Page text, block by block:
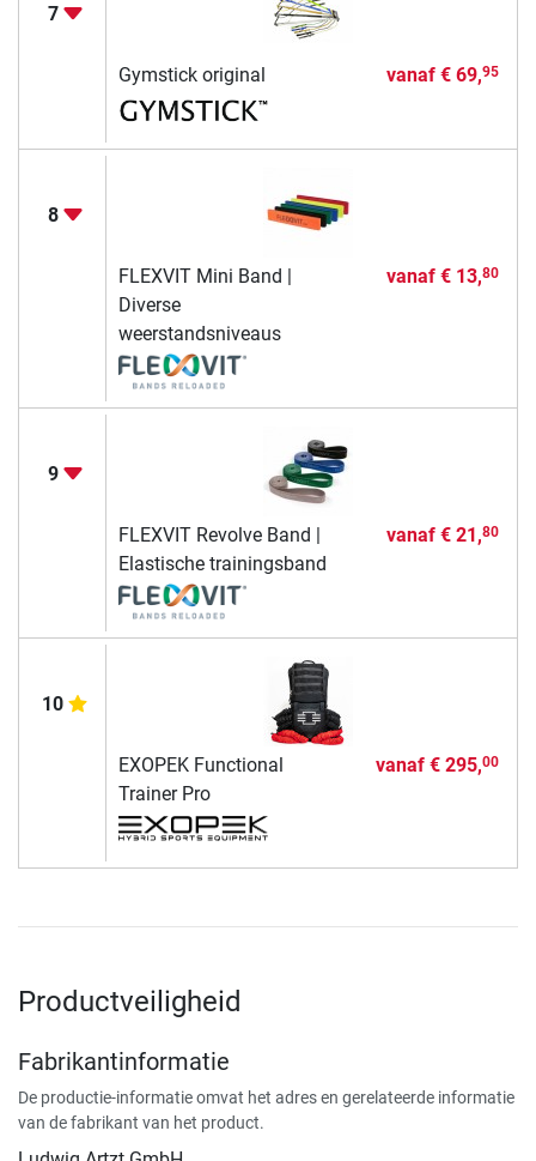
7
Gymstick original vanaf € 69,95
8
FLEXVIT Mini Band |
Diverse
weerstandsniveaus
vanaf € 13,80
9
FLEXVIT Revolve Band |
Elastische trainingsband
vanaf € 21,80
10
EXOPEK Functional
Trainer Pro
vanaf € 295,00
Productveiligheid
Fabrikantinformatie
De productie-informatie omvat het adres en gerelateerde informatie
van de fabrikant van het product.